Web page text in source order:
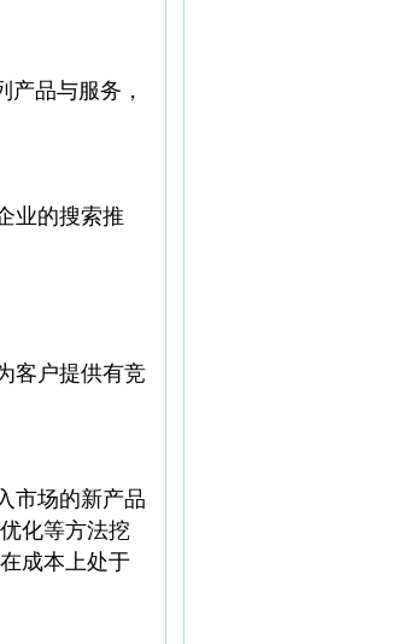
品与服务，
业的搜索推
客户提供有竞
市场的新产品
化等方法挖
成本上处于